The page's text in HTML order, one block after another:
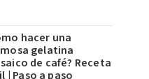
hacer una
gelatina
de café? Receta
| Paso a paso